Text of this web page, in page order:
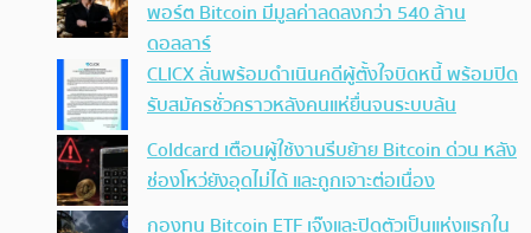
พอร์ต Bitcoin มีมูลค่าลดลงกว่า 540 ล้าน
ดอลลาร์
CLICX ลั่นพร้อมดำเนินคดีผู้ตั้งใจบิดหนี้ พร้อมปิด
รับสมัครชั่วคราวหลังคนแห่ยื่นจนระบบล้น
Coldcard เตือนผู้ใช้งานรีบย้าย Bitcoin ด่วน หลัง
ช่องโหว่ยังอุดไม่ได้ และถูกเจาะต่อเนื่อง
กองทุน Bitcoin ETF เจ๊งและปิดตัวเป็นแห่งแรกใน